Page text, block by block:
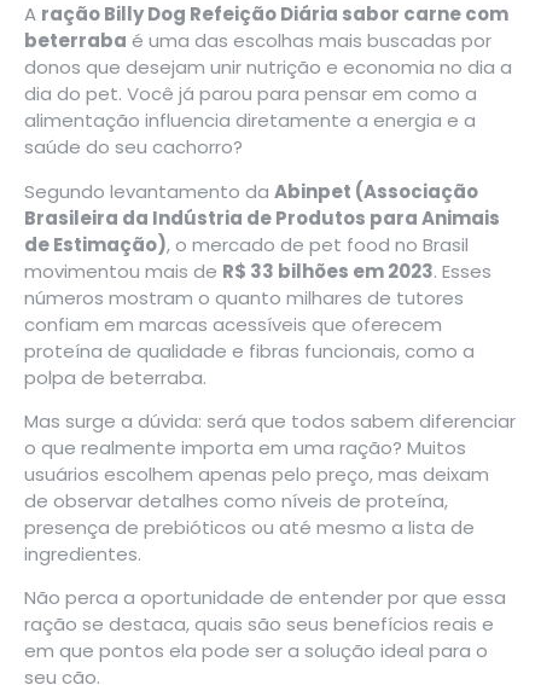
A ração Billy Dog Refeição Diária sabor carne com
beterraba é uma das escolhas mais buscadas por
donos que desejam unir nutrição e economia no dia a
dia do pet. Você já parou para pensar em como a
alimentação influencia diretamente a energia e a
saúde do seu cachorro?
Segundo levantamento da Abinpet (Associação
Brasileira da Indústria de Produtos para Animais
de Estimação), o mercado de pet food no Brasil
movimentou mais de R$ 33 bilhões em 2023. Esses
números mostram o quanto milhares de tutores
confiam em marcas acessíveis que oferecem
proteína de qualidade e fibras funcionais, como a
polpa de beterraba.
Mas surge a dúvida: será que todos sabem diferenciar
o que realmente importa em uma ração? Muitos
usuários escolhem apenas pelo preço, mas deixam
de observar detalhes como níveis de proteína,
presença de prebióticos ou até mesmo a lista de
ingredientes.
Não perca a oportunidade de entender por que essa
ração se destaca, quais são seus benefícios reais e
em que pontos ela pode ser a solução ideal para o
seu cão.